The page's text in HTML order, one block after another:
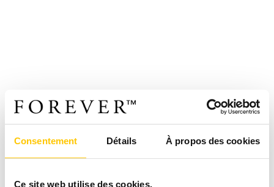
Consentement Détails À propos des cookies
Ce site web utilise des cookies.